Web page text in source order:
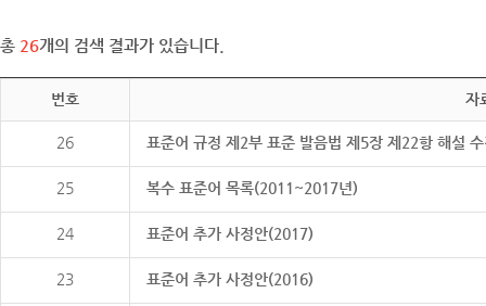
총 26개의 검색 결과가 있습니다.
번호 자
26 표준어 규정 제2부 표준 발음법 제5장 제22항 해설
25 복수 표준어 목록(2011~2017년)
24 표준어 추가 사정안(2017)
23 표준어 추가 사정안(2016)